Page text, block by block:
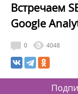
Встречаем
Google
0 4048